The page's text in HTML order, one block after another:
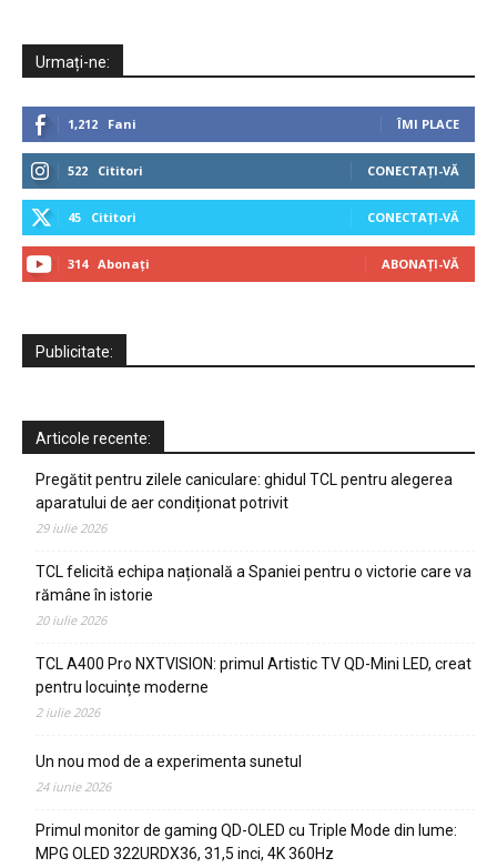
Urmați-ne:
1,212 Fani ÎMI PLACE
522 Cititori CONECTAȚI-VĂ
45 Cititori CONECTAȚI-VĂ
314 Abonați ABONAȚI-VĂ
Publicitate:
Articole recente:
Pregătit pentru zilele caniculare: ghidul TCL pentru alegerea
aparatului de aer condiționat potrivit
29 iulie 2026
TCL felicită echipa națională a Spaniei pentru o victorie care va
rămâne în istorie
20 iulie 2026
TCL A400 Pro NXTVISION: primul Artistic TV QD-Mini LED, creat
pentru locuințe moderne
2 iulie 2026
Un nou mod de a experimenta sunetul
24 iunie 2026
Primul monitor de gaming QD-OLED cu Triple Mode din lume:
MPG OLED 322URDX36, 31,5 inci, 4K 360Hz